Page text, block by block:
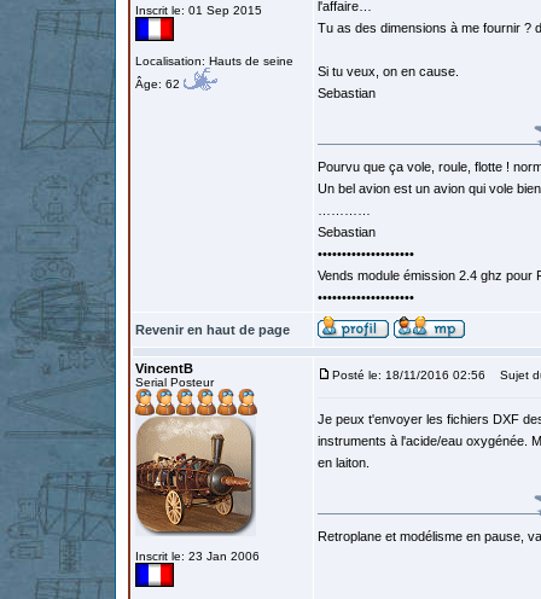
Inscrit le: 01 Sep 2015
Localisation: Hauts de seine
Âge: 62
l'affaire…
Tu as des dimensions à me fournir ?
Si tu veux, on en cause.
Sebastian
Pourvu que ça vole, roule, flotte !
Un bel avion est un avion qui vole
Sebastian
••••••••••••••••••••
Vends module émission 2.4 ghz
••••••••••••••••••••
Revenir en haut de page
VincentB
Serial Posteur
Inscrit le: 23 Jan 2006
Posté le: 18/11/2016 02:56 Sujet
Je peux t'envoyer les fichiers DXF
instruments à l'acide/eau oxygénée.
en laiton.
Retroplane et modélisme en pause,